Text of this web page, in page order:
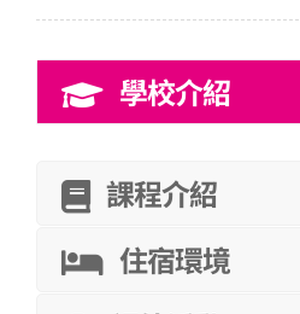
學校介紹
課程介紹
住宿環境